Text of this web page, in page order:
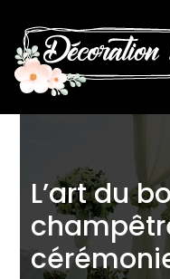
L’art du